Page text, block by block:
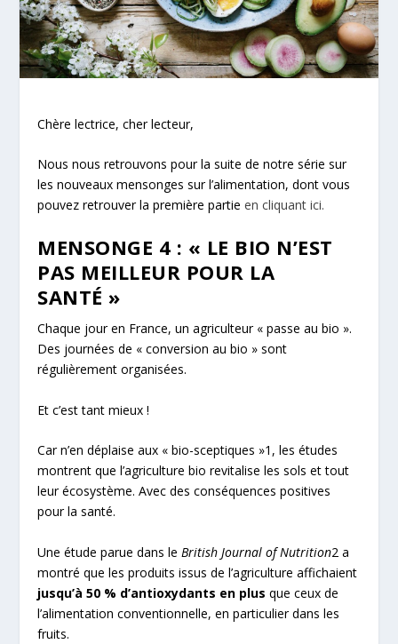
Chère lectrice, cher lecteur,
Nous nous retrouvons pour la suite de notre série sur
les nouveaux mensonges sur l’alimentation, dont vous
pouvez retrouver la première partieen cliquant ici.
MENSONGE 4 : « LE BIO N’EST
PAS MEILLEUR POUR LA
SANTÉ »
Chaque jour en France, un agriculteur « passe au bio ».
Des journées de « conversion au bio » sont
régulièrement organisées.
Et c’est tant mieux !
Car n’en déplaise aux « bio-sceptiques »1 , les études
montrent que l’agriculture bio revitalise les sols et tout
leur écosystème. Avec des conséquences positives
pour la santé.
Une étude parue dans le British Journal of Nutrition2 a
montré que les produits issus de l’agriculture affichaient
jusqu’à 50 % d’antioxydants en plus que ceux de
l’alimentation conventionnelle, en particulier dans les
fruits.